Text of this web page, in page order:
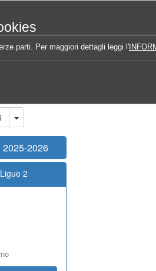
parti. Per maggiori dettagli leggi l'
Francia - Ligue 2 2025-2026 Calendario
2026
2